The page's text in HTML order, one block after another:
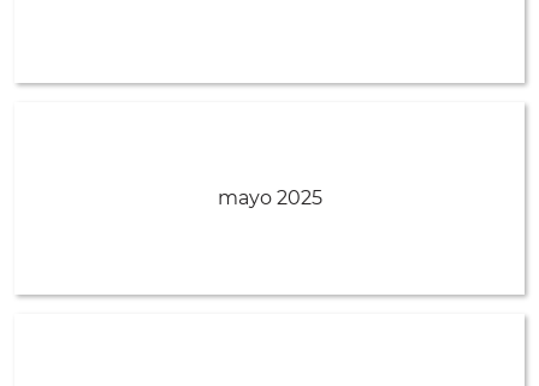
mayo 2025